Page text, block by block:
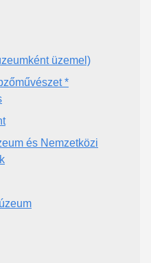
üzemel)
*
és Nemzetközi